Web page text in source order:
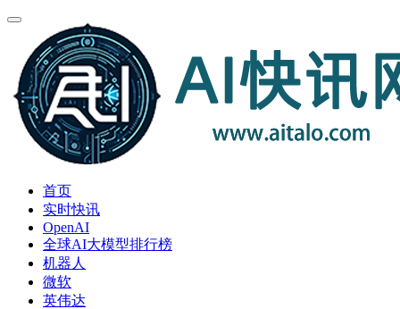
首页
实时快讯
OpenAI
全球AI大模型排行榜
机器人
微软
英伟达